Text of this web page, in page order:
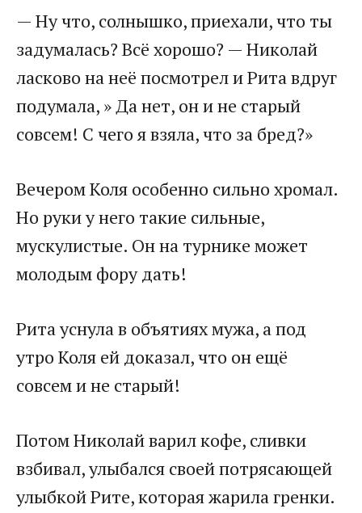
— Ну что, солнышко, приехали, что ты
задумалась? Всё хорошо? — Николай
ласково на неё посмотрел и Рита вдруг
подумала, » Да нет, он и не старый
совсем! С чего я взяла, что за бред?»
Вечером Коля особенно сильно хромал.
Но руки у него такие сильные,
мускулистые. Он на турнике может
молодым фору дать!
Рита уснула в объятиях мужа, а под
утро Коля ей доказал, что он ещё
совсем и не старый!
Потом Николай варил кофе, сливки
взбивал, улыбался своей потрясающей
улыбкой Рите, которая жарила гренки.